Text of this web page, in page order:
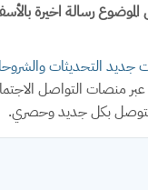
الموضوع رسالة اخيرة
جديد التحديثات
عبر منصات التواصل
بكل جديد وحصري.